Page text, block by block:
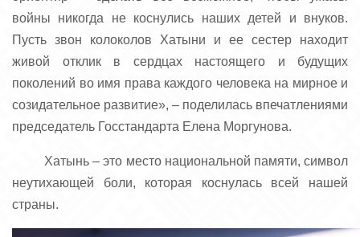
войны никогда не коснулись наших детей и внуков.
Пусть звон колоколов Хатыни и ее сестер находит
живой отклик в сердцах настоящего и будущих
поколений во имя права каждого человека на мирное и
созидательное развитие», – поделилась впечатлениями
председатель Госстандарта Елена Моргунова.
Хатынь – это место национальной памяти, символ
неутихающей боли, которая коснулась всей нашей
страны.